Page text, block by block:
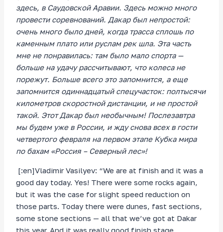
здесь, в Саудовской Аравии. Здесь можно много
провести соревнований. Дакар был непростой:
очень много было дней, когда трасса сплошь по
каменным плато или руслам рек шла. Эта часть
мне не понравилась: там было мало спорта —
больше на удачу рассчитывают, что колеса не
порежут. Больше всего это запомнится, а еще
запомнится одиннадцатый спецучасток: полтысячи
километров скоростной дистанции, и не простой
такой. Этот Дакар был необычным! Послезавтра
мы будем уже в России, и жду снова всех в гости
четвертого февраля на первом этапе Кубка мира
по бахам «Россия – Северный лес»!
[:en]Vladimir Vasilyev: “We are at finish and it was a
good day today. Yes! There were some rocks again,
but it was the case for slight speed reduction on
those parts. Today there were dunes, fast sections,
some stone sections — all that we’ve got at Dakar
this year. And it was really good finish stage.